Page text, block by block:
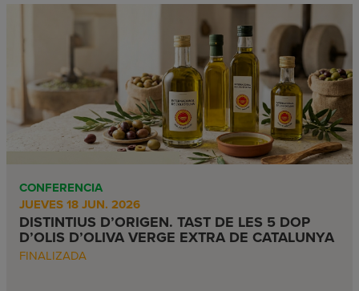
CONFERENCIA
JUEVES 18 JUN. 2026
DISTINTIUS D’ORIGEN. TAST DE LES 5 DOP
D’OLIS D’OLIVA VERGE EXTRA DE CATALUNYA
FINALIZADA